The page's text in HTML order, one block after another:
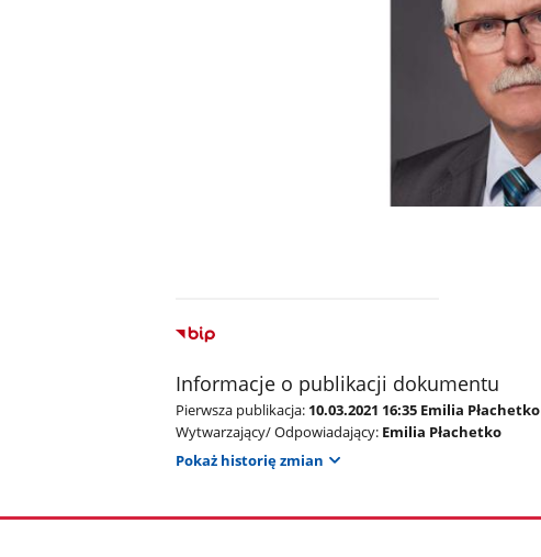
Informacje o publikacji dokumentu
Pierwsza publikacja: 10.03.2021 16:35 Emilia Płachetko
Wytwarzający/ Odpowiadający: Emilia Płachetko
Pokaż historię zmian